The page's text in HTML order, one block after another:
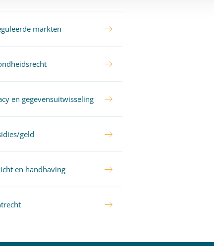
markten
en gegevensuitwisseling
geld
en handhaving